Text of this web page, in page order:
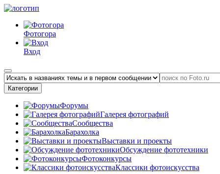
Фотогора
Вход
Категории
Форумы
Галерея фотографий
Сообщества
Барахолка
Выставки и проекты
Обсуждение фототехники
Фотоконкурсы
Классики фотоискусства